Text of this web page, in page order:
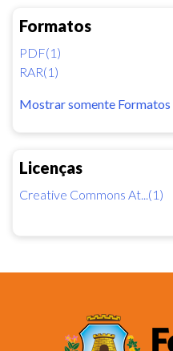
Formatos
PDF(1)
RAR(1)
Mostrar somente
Licenças
Creative Commons At...(1)